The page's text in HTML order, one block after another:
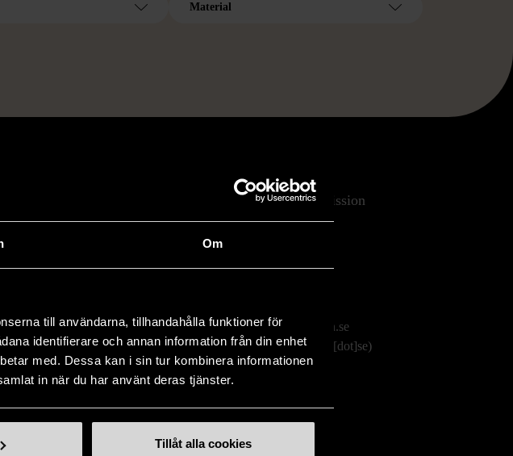
Om
till användarna, tillhandahålla funktioner för
identifierare och annan information från din enhet
med. Dessa kan i sin tur kombinera informationen
in när du har använt deras tjänster.
Tillåt alla cookies
Material
Sthlm
Press och opinion
Stockholms Stadsmission
Huvudkontor:
Hesselmans Torg 14
info[at]stadsmissionen.se
(info[at]stadsmissionen[dot]se)
Box 35